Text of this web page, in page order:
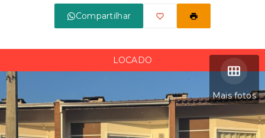
Compartilhar
Mais fotos
LOCADO